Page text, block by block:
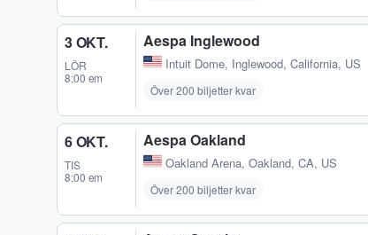
3 OKT.
LÖR
8:00 em
Aespa Inglewood
Intuit Dome, Inglewood, California, US
Över 200 biljetter kvar
6 OKT.
TIS
8:00 em
Aespa Oakland
Oakland Arena, Oakland, CA, US
Över 200 biljetter kvar